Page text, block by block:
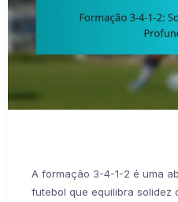
A formação 3-4-1-2 é uma
futebol que equilibra solidez